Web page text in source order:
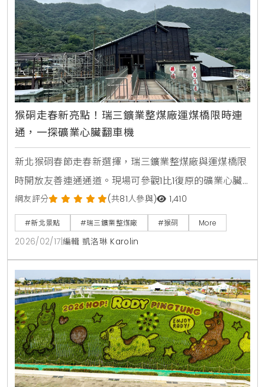
猴硐走春新亮點！瑞三鑛業整煤廠運煤橋限時連
通，一探礦業心臟翻車機
新北猴硐春節走春新選擇，瑞三鑛業整煤廠與運煤橋限
時開放友善連通通道。現場可參觀1比1復原的礦業心臟
翻車機，近距離感受臺灣煤礦文化，是適合全家出遊的
低碳深度旅遊路線。
網友評分 (共81人參與) 1,410
#新北景點 #瑞三鑛業整煤廠 #猴硐 More
2026/02/17 編輯 凱洛琳 Karolin